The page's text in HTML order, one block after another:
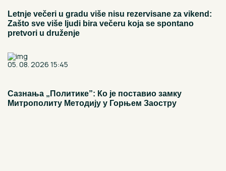
Letnje večeri u gradu više nisu rezervisane za vikend:
Zašto sve više ljudi bira večeru koja se spontano
pretvori u druženje
05. 08. 2026 15:45
Сазнања „Политике”: Ко је поставио замку
Митрополиту Методију у Горњем Заостру